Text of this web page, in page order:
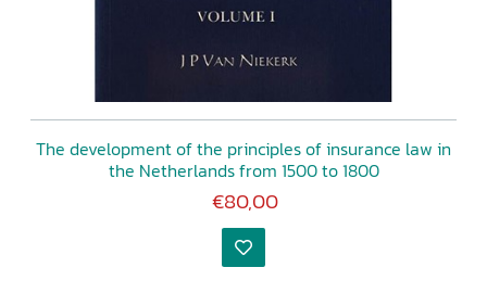
The development of the principles of insurance law in
the Netherlands from 1500 to 1800
€80,00